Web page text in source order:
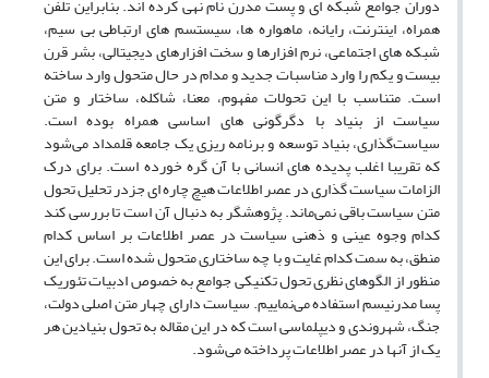
دوران جوامع شبکه ای و پست مدرن نام نهی کرده اند. بنابراین تلفن
همراه، اینترنت، رایانه، ماهواره ها، سیستسم های ارتباطی بی سیم،
شبکه های اجتماعی، نرم افزارها و سخت افزارهای دیجیتالی، بشر قرن
بیست و یکم را وارد مناسبات جدید و مدام در حال متحول وارد ساخته
است. متناسب با این تحولات مفهوم، معنا، شاکله، ساختار و متن
سیاست از بنیاد با دگرگونی های اساسی همراه بوده است.
سیاست‌گذاری، بنیاد توسعه و برنامه ریزی یک جامعه قلمداد می‌شود
که تقریبا اغلب پدیده های انسانی با آن گره خورده است. برای درک
الزامات سیاست گذاری در عصر اطلاعات هیچ چاره ای جزدر تحلیل تحول
متن سیاست باقی نمی‌ماند. پژوهشگر به دنبال آن است تا بررسی کند
کدام وجوه عینی و ذهنی سیاست در عصر اطلاعات بر اساس کدام
منطق، به سمت کدام غایت و با چه ساختاری متحول شده است. برای این
منظور از الگوهای نظری تحول تکنیکی جوامع به خصوص ادبیات تئوریک
پسا مدرنیسم استفاده می‌نماییم. سیاست دارای چهار متن اصلی دولت،
جنگ، شهروندی و دیپلماسی است که در این مقاله به تحول بنیادین هر
یک از آنها در عصر اطلاعات پرداخته می‌شود.